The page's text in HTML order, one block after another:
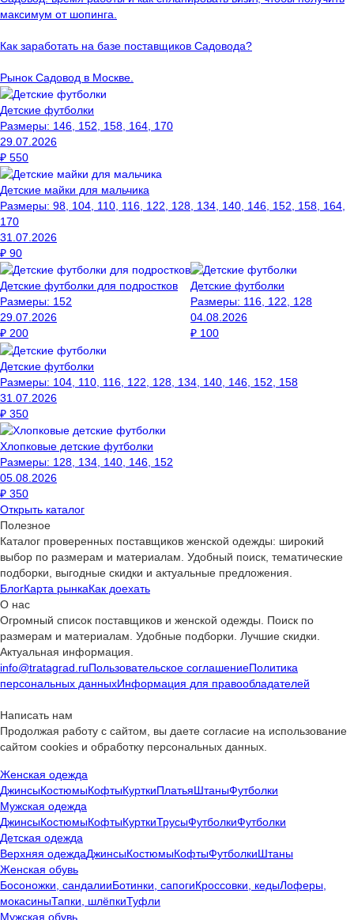
максимум от шопинга.
Как заработать на базе поставщиков Садовода?
Рынок Садовод в Москве.
Детские футболки
Размеры: 146, 152, 158, 164, 170
29.07.2026
₽ 550
Детские майки для мальчика
Размеры: 98, 104, 110, 116, 122, 128, 134, 140, 146, 152, 158, 164,
170
31.07.2026
₽ 90
Детские футболки для подростков
Размеры: 152
29.07.2026
₽ 200
Детские футболки
Размеры: 116, 122, 128
04.08.2026
₽ 100
Детские футболки
Размеры: 104, 110, 116, 122, 128, 134, 140, 146, 152, 158
31.07.2026
₽ 350
Хлопковые детские футболки
Размеры: 128, 134, 140, 146, 152
05.08.2026
₽ 350
Открыть каталог
Полезное
Каталог проверенных поставщиков женской одежды: широкий
выбор по размерам и материалам. Удобный поиск, тематические
подборки, выгодные скидки и актуальные предложения.
БлогКарта рынкаКак доехать
О нас
Огромный список поставщиков и женской одежды. Поиск по
размерам и материалам. Удобные подборки. Лучшие скидки.
Актуальная информация.
info@tratagrad.ruПользовательское соглашениеПолитика
персональных данныхИнформация для правообладателей
Написать нам
Продолжая работу с сайтом, вы даете согласие на использование
сайтом cookies и обработку персональных данных.
Женская одежда
ДжинсыКостюмыКофтыКурткиПлатьяШтаныФутболки
Мужская одежда
ДжинсыКостюмыКофтыКурткиТрусыФутболкиФутболки
Детская одежда
Верхняя одеждаДжинсыКостюмыКофтыФутболкиШтаны
Женская обувь
Босоножки, сандалииБотинки, сапогиКроссовки, кедыЛоферы,
мокасиныТапки, шлёпкиТуфли
Мужская обувь